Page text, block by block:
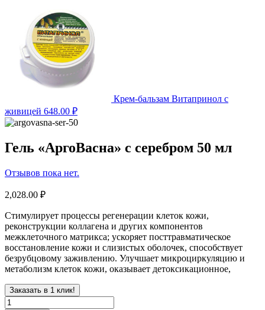
Крем-бальзам Витапринол с
живицей 648.00 ₽
Гель «АргоВасна» с серебром 50 мл
Отзывов пока нет.
2,028.00 ₽
Стимулирует процессы регенерации клеток кожи,
реконструкции коллагена и других компонентов
межклеточного матрикса; ускоряет посттравматическое
восстановление кожи и слизистых оболочек, способствует
безрубцовому заживлению. Улучшает микроциркуляцию и
метаболизм клеток кожи, оказывает детоксикационное,
Заказать в 1 клик!